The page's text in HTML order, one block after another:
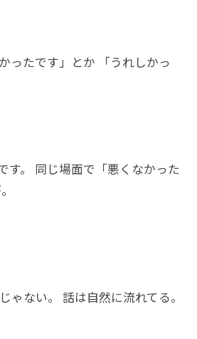
ったです」とか
「うれしかっ
す。 同じ場面で 「悪くなかった
ゃない。 話は自然に流れてる。